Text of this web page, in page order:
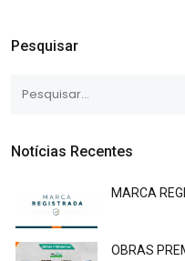
Pesquisar
Notícias Recentes
MARCA
OBRAS